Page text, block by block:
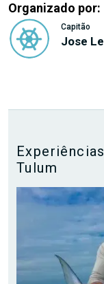
Organizado por:
Capitão
Jose
Tulum